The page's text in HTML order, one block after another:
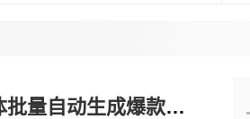
动生成爆款视频教程